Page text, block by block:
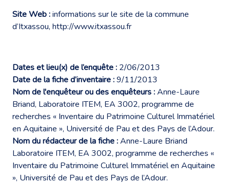
Site Web :informations sur le site de la commune
d’Itxassou, http://www.itxassou.fr
Dates et lieu(x) de l’enquête : 2/06/2013
Date de la fiche d’inventaire :9/11/2013
Nom de l'enquêteur ou des enquêteurs :Anne-Laure
Briand, Laboratoire ITEM, EA 3002, programme de
recherches « Inventaire du Patrimoine Culturel Immatériel
en Aquitaine », Université de Pau et des Pays de l’Adour.
Nom du rédacteur de la fiche :Anne-Laure Briand
Laboratoire ITEM, EA 3002, programme de recherches «
Inventaire du Patrimoine Culturel Immatériel en Aquitaine
», Université de Pau et des Pays de l’Adour.